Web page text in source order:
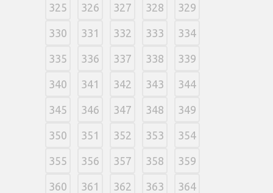
325 326 327 328 329
330 331 332 333 334
335 336 337 338 339
340 341 342 343 344
345 346 347 348 349
350 351 352 353 354
355 356 357 358 359
360 361 362 363 364